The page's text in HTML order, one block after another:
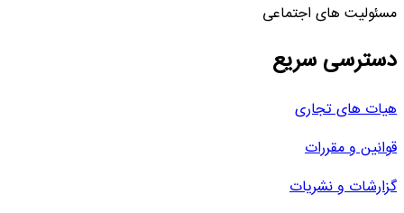
مسئولیت های اجتماعی
دسترسی سریع
هیات های تجاری
قوانین و مقررات
گزارشات و نشریات